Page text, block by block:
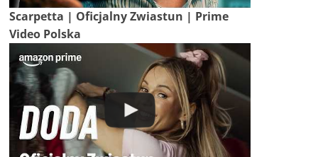
Scarpetta | Oficjalny Zwiastun | Prime
Video Polska